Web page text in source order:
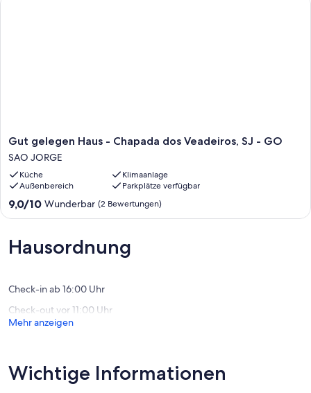
Gut
gelegen
Haus
-
Chapada
dos
-
GO
Gut gelegen Haus - Chapada dos Veadeiros, SJ - GO
SAO JORGE
Küche
Klimaanlage
Außenbereich
Parkplätze verfügbar
9.0
von
Wunderbar,
(2
9,0/10 Wunderbar (2 Bewertungen)
Hausordnung
Check-in ab 16:00 Uhr
Check-out vor 11:00 Uhr
Mehr anzeigen
Wichtige Informationen